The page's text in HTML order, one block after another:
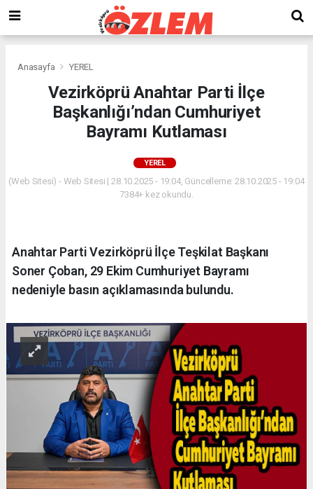
Anasayfa YEREL
Vezirköprü Anahtar Parti İlçe
Başkanlığı’ndan Cumhuriyet
Bayramı Kutlaması
YEREL
(Web Sitesi) - Web Sitesi | 28.10.2025 - 19:04, Güncelleme: 28.10.2025 - 19:04
7384+ kez okundu.
Anahtar Parti Vezirköprü İlçe Teşkilat Başkanı
Soner Çoban, 29 Ekim Cumhuriyet Bayramı
nedeniyle basın açıklamasında bulundu.